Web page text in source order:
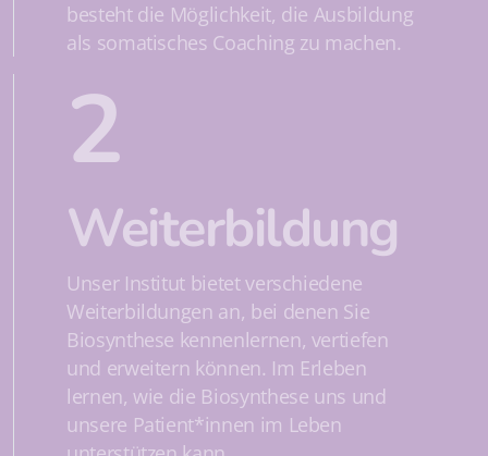
besteht die Möglichkeit, die Ausbildung
als somatisches Coaching zu machen.
2
Weiterbildung
Unser Institut bietet verschiedene
Weiterbildungen an, bei denen Sie
Biosynthese kennenlernen, vertiefen
und erweitern können. Im Erleben
lernen, wie die Biosynthese uns und
unsere Patient*innen im Leben